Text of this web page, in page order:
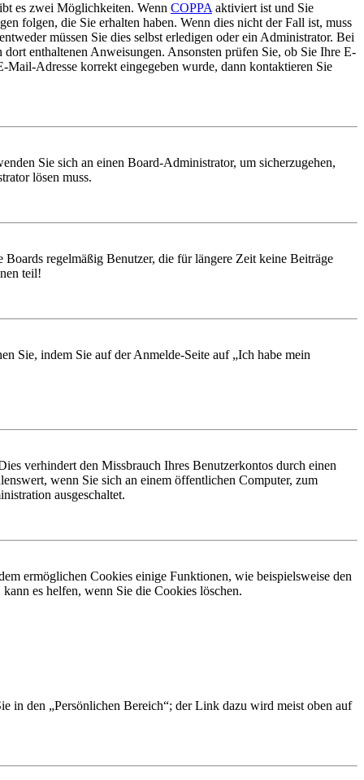
es zwei Möglichkeiten. Wenn COPPA aktiviert ist und Sie
folgen, die Sie erhalten haben. Wenn dies nicht der Fall ist, muss
müssen Sie dies selbst erledigen oder ein Administrator. Bei
enthaltenen Anweisungen. Ansonsten prüfen Sie, ob Sie Ihre E-
Adresse korrekt eingegeben wurde, dann kontaktieren Sie
Sie sich an einen Board-Administrator, um sicherzugehen,
lösen muss.
regelmäßig Benutzer, die für längere Zeit keine Beiträge
teil!
Sie, indem Sie auf der Anmelde-Seite auf „Ich habe mein
verhindert den Missbrauch Ihres Benutzerkontos durch einen
wenn Sie sich an einem öffentlichen Computer, zum
ausgeschaltet.
ermöglichen Cookies einige Funktionen, wie beispielsweise den
es helfen, wenn Sie die Cookies löschen.
in den „Persönlichen Bereich“; der Link dazu wird meist oben auf